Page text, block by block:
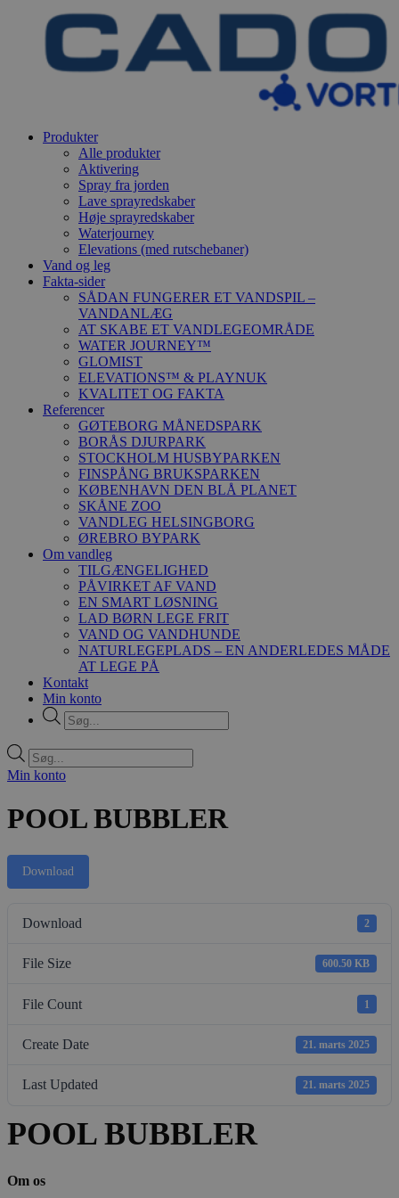
Produkter
Alle produkter
Aktivering
Spray fra jorden
Lave sprayredskaber
Høje sprayredskaber
Waterjourney
Elevations (med rutschebaner)
Vand og leg
Fakta-sider
SÅDAN FUNGERER ET VANDSPIL –
VANDANLÆG
AT SKABE ET VANDLEGEOMRÅDE
WATER JOURNEY™
GLOMIST
ELEVATIONS™ & PLAYNUK
KVALITET OG FAKTA
Referencer
GØTEBORG MÅNEDSPARK
BORÅS DJURPARK
STOCKHOLM HUSBYPARKEN
FINSPÅNG BRUKSPARKEN
KØBENHAVN DEN BLÅ PLANET
SKÅNE ZOO
VANDLEG HELSINGBORG
ØREBRO BYPARK
Om vandleg
TILGÆNGELIGHED
PÅVIRKET AF VAND
EN SMART LØSNING
LAD BØRN LEGE FRIT
VAND OG VANDHUNDE
NATURLEGEPLADS – EN ANDERLEDES MÅDE
AT LEGE PÅ
Kontakt
Min konto
Products
search
Products
search
Min konto
POOL BUBBLER
Download
Download 2
File Size 600.50 KB
File Count 1
Create Date 21. marts 2025
Last Updated 21. marts 2025
POOL BUBBLER
Om os